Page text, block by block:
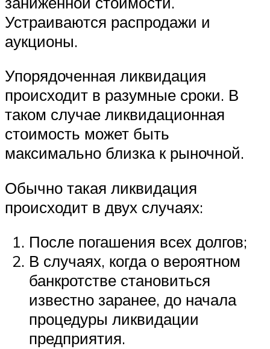
Устраиваются распродажи и
аукционы.
Упорядоченная ликвидация
происходит в разумные сроки. В
таком случае ликвидационная
стоимость может быть
максимально близка к рыночной.
Обычно такая ликвидация
происходит в двух случаях:
После погашения всех долгов;
В случаях, когда о вероятном
банкротстве становиться
известно заранее, до начала
процедуры ликвидации
предприятия.